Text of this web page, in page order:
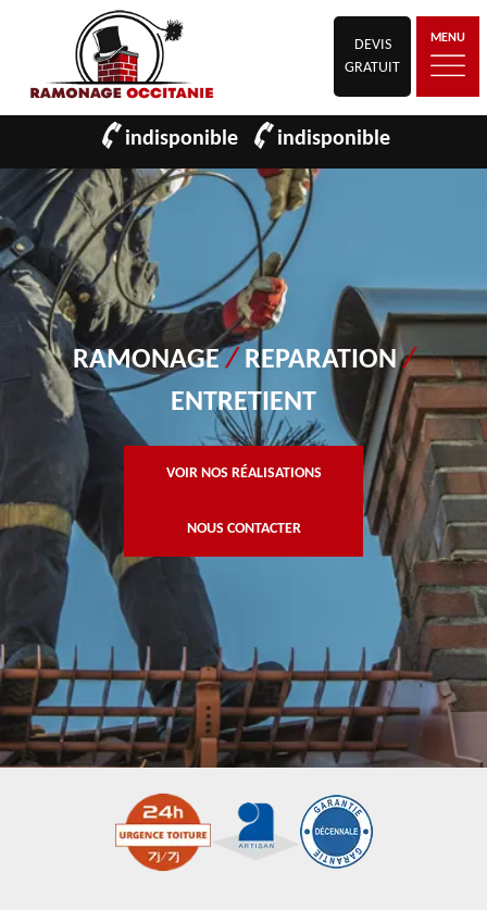
DEVIS
GRATUIT
MENU
indisponible indisponible
RAMONAGE/ REPARATION/
ENTRETIENT
VOIR NOS RÉALISATIONS
NOUS CONTACTER